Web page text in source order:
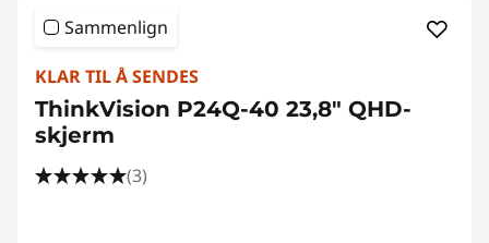
Sammenlign
KLAR TIL Å SENDES
ThinkVision P24Q-40 23,8" QHD-
skjerm
(3)